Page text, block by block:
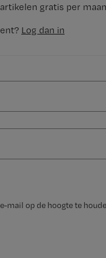
gratis per
Log dan in
mail op de hoogte te